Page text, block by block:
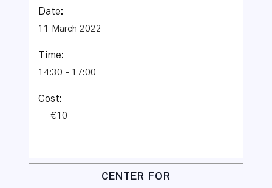
Date:
11 March 2022
Time:
14:30 - 17:00
Cost:
€10
CENTER FOR